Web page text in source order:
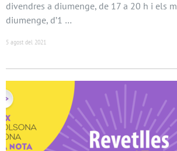
divendres a diumenge, de 17 a 20 h i els
diumenge, d’1 …
5 agost del 2021